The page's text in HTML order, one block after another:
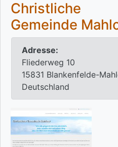
Christliche
Gemeinde
Adresse:
Fliederweg 10
15831 Blankenfelde-
Deutschland